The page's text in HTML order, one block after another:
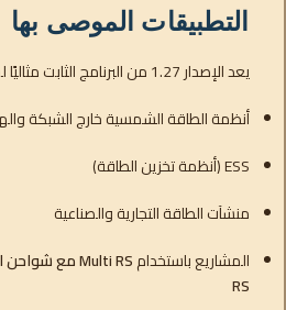
التطبيقات الموصى بها
يعد الإصدار 1.27 من البرنامج الثابت مثاليًا لما يلي:
أنظمة الطاقة الشمسية خارج الشبكة
ESS (أنظمة تخزين الطاقة)
منشآت الطاقة التجارية والصناعية
المشاريع باستخدام
RS